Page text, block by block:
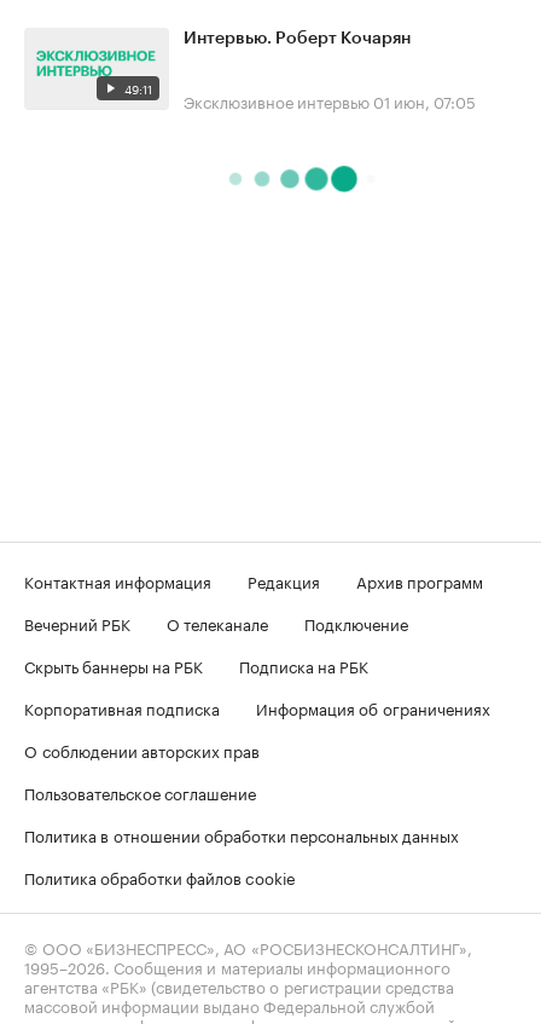
49:11
Интервью. Роберт Кочарян
Эксклюзивное интервью 01 июн, 07:05
Контактная информация Редакция
Архив программ
Вечерний РБК
О телеканале
Подключение
Скрыть баннеры на РБК
Подписка на РБК
Корпоративная подписка
Информация об ограничениях
О соблюдении авторских прав
Пользовательское соглашение
Политика в отношении обработки персональных данных
Политика обработки файлов cookie
© ООО «БИЗНЕСПРЕСС», АО «РОСБИЗНЕСКОНСАЛТИНГ»,
1995–2026 . Сообщения и материалы информационного
агентства «РБК» (свидетельство о регистрации средства
массовой информации выдано Федеральной службой